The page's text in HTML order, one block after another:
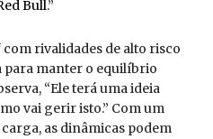
Bull.”
rivalidades de alto risco
manter o equilíbrio
“Ele terá uma ideia
vai gerir isto.” Com um
as dinâmicas podem